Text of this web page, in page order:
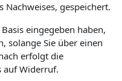
Nachweises, gespeichert.
eingegeben haben,
solange Sie über einen
erfolgt die
auf Widerruf.